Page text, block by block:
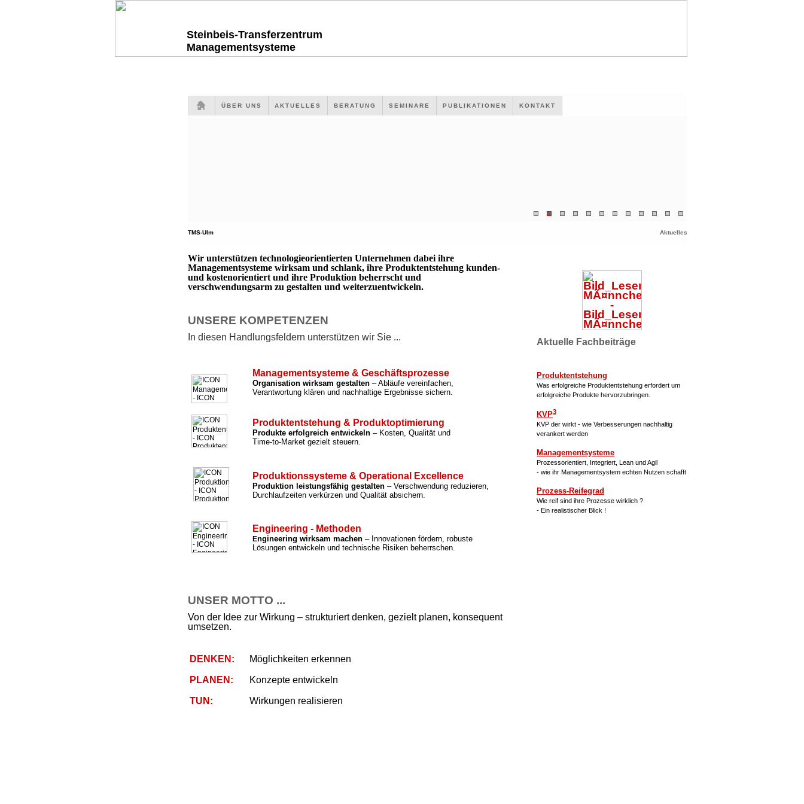
Steinbeis-Transferzentrum
Managementsysteme
ÜBER UNS AKTUELLES BERATUNG SEMINARE PUBLIKATIONEN KONTAKT
TMS-Ulm Aktuelles
Wir unterstützen technologieorientierten Unternehmen dabei ihre
Managementsysteme wirksam und schlank, ihre Produktentstehung kunden-
und kostenorientiert und ihre Produktion beherrscht und
verschwendungsarm zu gestalten und weiterzuentwickeln.
UNSERE KOMPETENZEN
In diesen Handlungsfeldern unterstützen wir Sie ...
Managementsysteme & Geschäftsprozesse
Organisation wirksam gestalten – Abläufe vereinfachen,
Verantwortung klären und nachhaltige Ergebnisse sichern.
Produktentstehung & Produktoptimierung
Produkte erfolgreich entwickeln – Kosten, Qualität und
Time-to-Market gezielt steuern.
Produktionssysteme & Operational Excellence
Produktion leistungsfähig gestalten – Verschwendung reduzieren,
Durchlaufzeiten verkürzen und Qualität absichern.
Engineering - Methoden
Engineering wirksam machen – Innovationen fördern, robuste
Lösungen entwickeln und technische Risiken beherrschen.
UNSER MOTTO ...
Von der Idee zur Wirkung – strukturiert denken, gezielt planen, konsequent
umsetzen.
DENKEN: Möglichkeiten erkennen
PLANEN: Konzepte entwickeln
TUN: Wirkungen realisieren
Aktuelle Fachbeiträge
Produktentstehung
Was erfolgreiche Produktentstehung erfordert um
erfolgreiche Produkte hervorzubringen.
KVP3
KVP der wirkt - wie Verbesserungen nachhaltig
verankert werden
Managementsysteme
Prozessorientiert, Integriert, Lean und Agil
- wie ihr Managementsystem echten Nutzen schafft
Prozess-Reifegrad
Wie reif sind ihre Prozesse wirklich ?
- Ein realistischer Blick !